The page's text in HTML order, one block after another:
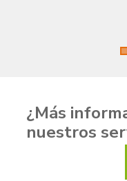
¿Más
nuestros